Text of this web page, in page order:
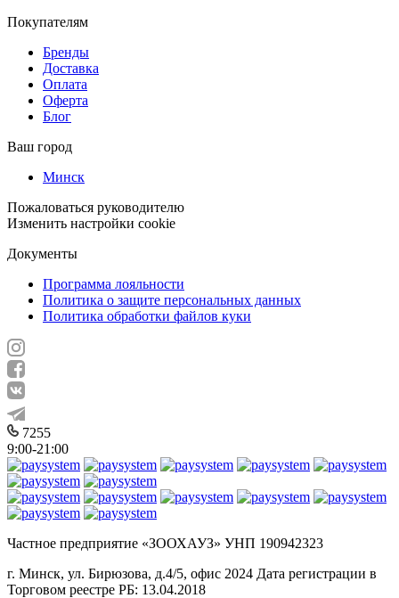
Покупателям
Бренды
Доставка
Оплата
Оферта
Блог
Ваш город
Минск
Пожаловаться руководителю
Изменить настройки cookie
Документы
Программа лояльности
Политика о защите персональных данных
Политика обработки файлов куки
7255
9:00-21:00
Частное предприятие «ЗООХАУЗ» УНП 190942323
г. Минск, ул. Бирюзова, д.4/5, офис 2024 Дата регистрации в
Торговом реестре РБ: 13.04.2018